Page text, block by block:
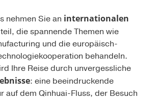
nehmen Sie an internationalen
teil, die spannende Themen wie
und die europäisch-
behandeln.
Ihre Reise durch unvergessliche
: eine beeindruckende
auf dem Qinhuai-Fluss, der Besuch